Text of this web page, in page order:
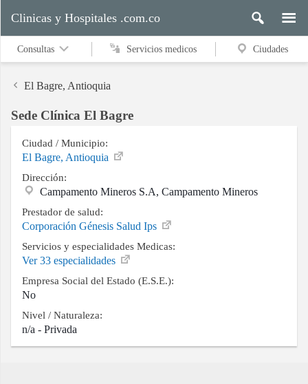
medicos
Ciudades
Buscar
Contacto
Clinicas y Hospitales .com.co
Consultas Servicios medicos Ciudades
El Bagre, Antioquia
Sede Clínica El Bagre
Ciudad / Municipio:
El Bagre, Antioquia
Dirección:
Campamento Mineros S.A, Campamento Mineros
Prestador de salud:
Corporación Génesis Salud Ips
Servicios y especialidades Medicas:
Ver 33 especialidades
Empresa Social del Estado (E.S.E.):
No
Nivel / Naturaleza:
n/a - Privada